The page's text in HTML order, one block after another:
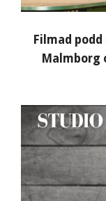
Filmad
Malmborg